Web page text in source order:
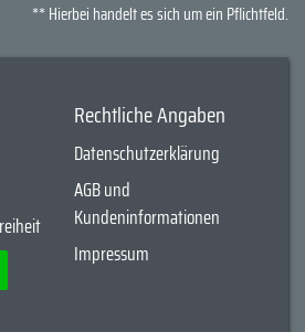
** Hierbei handelt es sich um ein Pflichtfeld.
Rechtliche Angaben
Datenschutzerklärung
AGB und
Kundeninformationen
Impressum